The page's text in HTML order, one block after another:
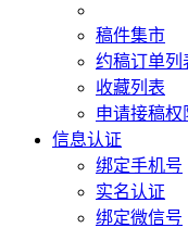
稿件集市
约稿订单列
收藏列表
申请接稿权
信息认证
绑定手机号
实名认证
绑定微信号